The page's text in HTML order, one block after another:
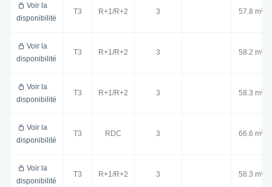
Voir la
disponibilité
T3 R+1/R+2 3 57.8 m²
Voir la
disponibilité
T3 R+1/R+2 3 58.2 m²
Voir la
disponibilité
T3 R+1/R+2 3 58.3 m²
Voir la
disponibilité
T3 RDC 3 66.6 m²
Voir la
disponibilité
T3 R+1/R+2 3 58.3 m²